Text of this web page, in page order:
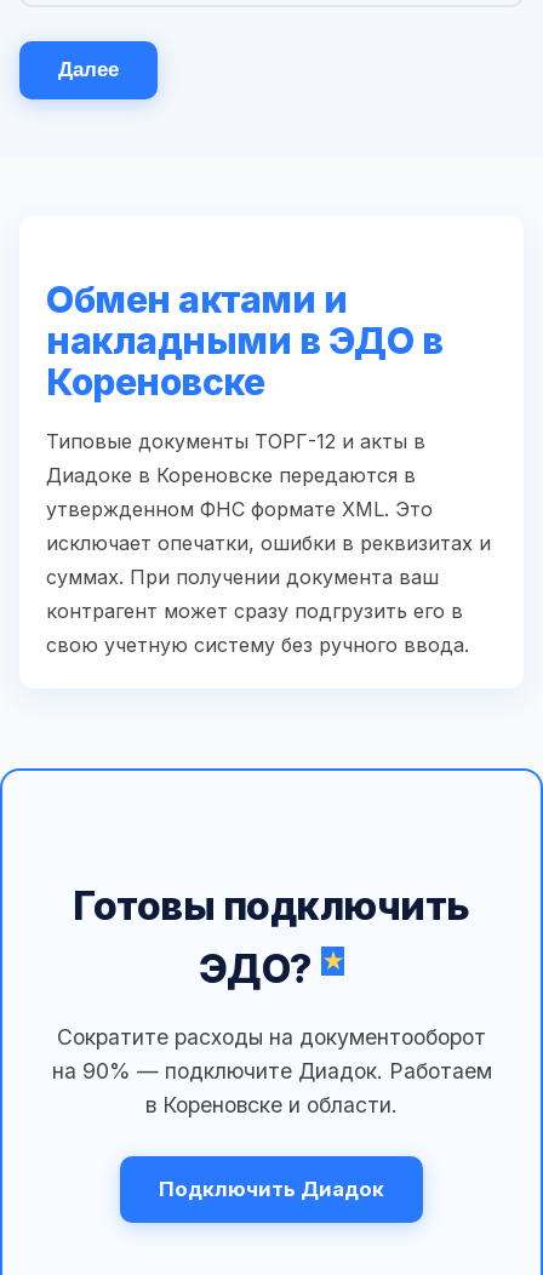
Далее
Обмен актами и
накладными в ЭДО в
Кореновске
Типовые документы ТОРГ-12 и акты в
Диадоке в Кореновске передаются в
утвержденном ФНС формате XML. Это
исключает опечатки, ошибки в реквизитах и
суммах. При получении документа ваш
контрагент может сразу подгрузить его в
свою учетную систему без ручного ввода.
Готовы подключить
ЭДО?
Сократите расходы на документооборот
на 90% — подключите Диадок. Работаем
в Кореновске и области.
Подключить Диадок